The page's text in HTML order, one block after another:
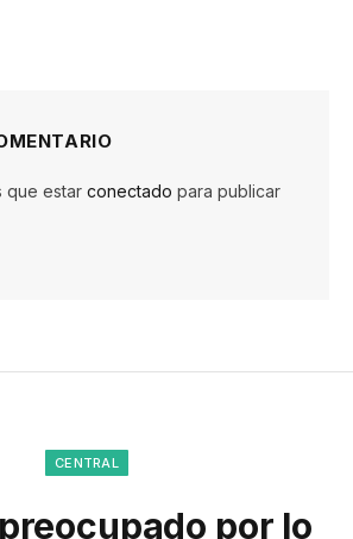
que estar conectado para publicar
CENTRAL
por lo